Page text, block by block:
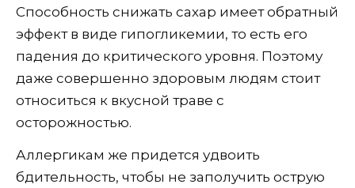
Способность снижать сахар имеет обратный
эффект в виде гипогликемии, то есть его
падения до критического уровня. Поэтому
даже совершенно здоровым людям стоит
относиться к вкусной траве с
осторожностью.
Аллергикам же придется удвоить
бдительность, чтобы не заполучить острую